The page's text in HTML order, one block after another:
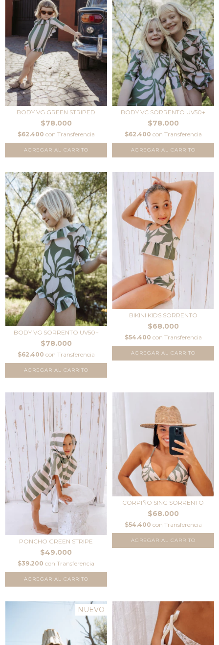
BODY VG GREEN STRIPED
$78.000
$62.400 con Transferencia
AGREGAR AL CARRITO
BODY VC SORRENTO UV50+
$78.000
$62.400 con Transferencia
AGREGAR AL CARRITO
BODY VG SORRENTO UV50+
$78.000
$62.400 con Transferencia
AGREGAR AL CARRITO
BIKINI KIDS SORRENTO
$68.000
$54.400 con Transferencia
AGREGAR AL CARRITO
PONCHO GREEN STRIPE
$49.000
$39.200 con Transferencia
CORPIÑO SING SORRENTO
$68.000
$54.400 con Transferencia
AGREGAR AL CARRITO
NUEVO